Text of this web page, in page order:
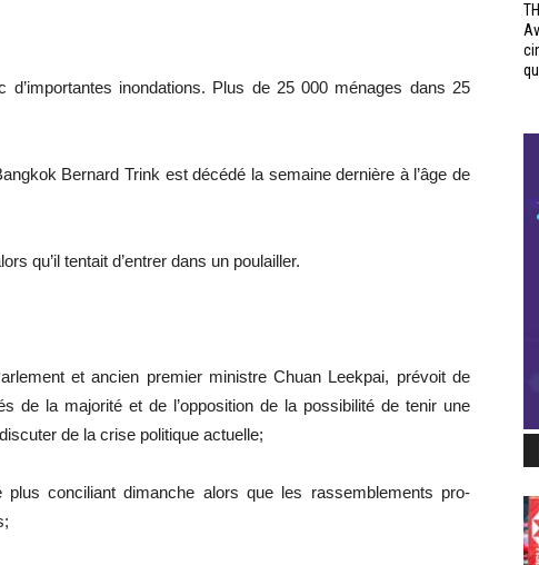
inondations. Plus de 25 000 ménages dans 25
Bernard Trink est décédé la semaine dernière à l’âge de
qu’il tentait d’entrer dans un poulailler.
et ancien premier ministre Chuan Leekpai, prévoit de
de la majorité et de l’opposition de la possibilité de tenir une
de la crise politique actuelle;
plus conciliant dimanche alors que les rassemblements pro-